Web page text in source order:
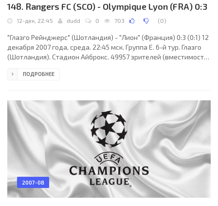
148. Rangers FC (SCO) - Olympique Lyon (FRA) 0:3
12-дек, 22:45 dudd 0 703 (0)
"Глазго Рейнджерс" (Шотландия) - "Лион" (Франция) 0:3 (0:1) 12
декабря 2007 года, среда. 22:45 мск. Группа E. 6-й тур. Глазго
(Шотландия). Стадион Айброкс. 49957 зрителей (вместимость
Слишко, Мартин Балко (оба - Словакия). Резервный: Марио Влк
Куэльяр, Стивен Уиттаккер, Барри Фергюсон, Браим Эмдани
(Крис Бойд, 84), Кевин
ПОДРОБНЕЕ
2007-08